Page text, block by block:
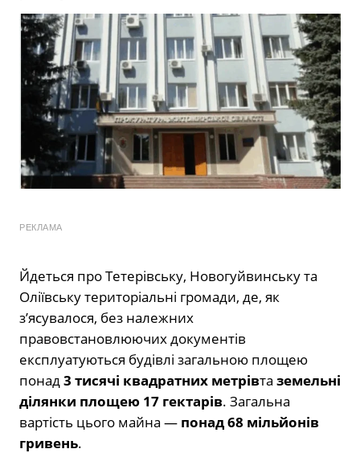
РЕКЛАМА
Йдеться про Тетерівську, Новогуйвинську та
Оліївську територіальні громади, де, як
з’ясувалося, без належних
правовстановлюючих документів
експлуатуються будівлі загальною площею
понад3 тисячі квадратних метрівта земельні
ділянки площею 17 гектарів. Загальна
вартість цього майна — понад 68 мільйонів
гривень.